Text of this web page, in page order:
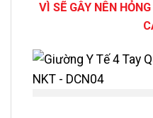
VÌ SẼ GÂY NÊN